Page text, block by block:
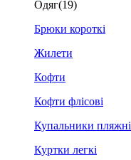
Одяг(19)
Брюки короткі
Жилети
Кофти
Кофти флісові
Купальники пляжні
Куртки легкі